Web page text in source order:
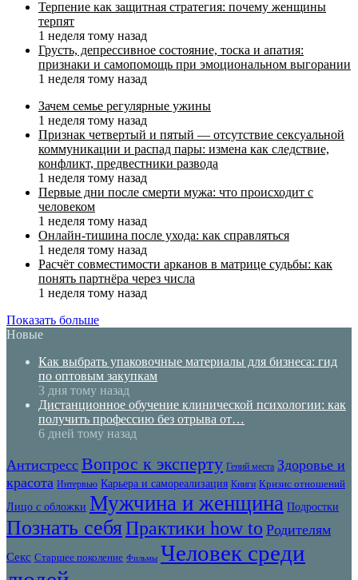
Терпение как защитная стратегия: почему женщины
терпят
1 неделя тому назад
Грусть, депрессивное состояние, тоска и апатия:
признаки и самопомощь при эмоциональном выгорании
1 неделя тому назад
Зачем семье регулярные ужины
1 неделя тому назад
Признак четвертый и пятый — отсутствие сексуальной
коммуникации и распад пары: измена как следствие,
конфликт, предвестники развода
1 неделя тому назад
Первые дни после смерти мужа: что происходит с
человеком
1 неделя тому назад
Онлайн-тишина после ухода: как справляться
1 неделя тому назад
Расчёт совместимости арканов в матрице судьбы: как
понять партнёра через числа
1 неделя тому назад
Показать больше
Новые
Как выбрать упаковочные материалы для бизнеса: гид
по оптовым закупкам
3 дня тому назад
Дистанционное обучение клинической психологии: как
получить профессию без отрыва от…
6 дней тому назад
Антистресс Вопрос к эксперту Гений места Здоровье и
красота Интервью Карьера и самореализация Книги Кризис отношений
Лицо с обложки Мужчина и женщина Подростки
Познать себяПрактики how to Родителям
Секс Старшее поколение Фильмы Человек среди